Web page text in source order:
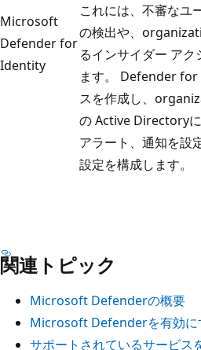
Microsoft
Defender for
Identity
これには、不審なユ
の検出や、
るインサイダー ア
ます。 Defender
スを作成し、
の Active Directoryに
アラート、通知を設
設定を構成します。
関連トピック
Microsoft Defenderの概要
Microsoft Defenderを有効に
サポートされているサービス